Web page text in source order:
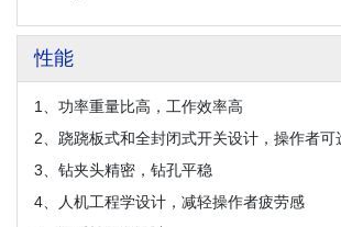
性能
1、功率重量比高，工作效率高
2、跷跷板式和全封闭式开关设计，操作者可
3、钻夹头精密，钻孔平稳
4、人机工程学设计，减轻操作者疲劳感